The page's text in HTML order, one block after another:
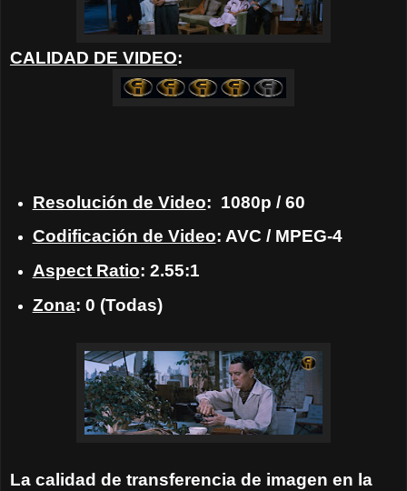
CALIDAD DE VIDEO:
Resolución de Video: 1080p / 60
Codificación de Video: AVC / MPEG-4
Aspect Ratio: 2.55:1
Zona: 0 (Todas)
La calidad de transferencia de imagen en la